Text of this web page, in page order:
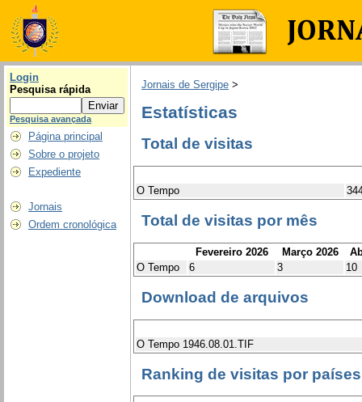
Login
Pesquisa rápida
Pesquisa avançada
Página principal
Sobre o projeto
Expediente
Jornais
Ordem cronológica
Jornais de Sergipe >
Estatísticas
Total de visitas
O Tempo
Total de visitas por mês
Fevereiro 2026 Março 2026
O Tempo
6 3 10
Download de arquivos
O Tempo 1946.08.01.TIF
Ranking de visitas por países